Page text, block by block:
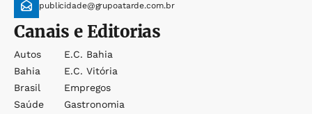
publicidade@grupoatarde.com.br
Canais e Editorias
Autos
Bahia
Brasil
Saúde
E.c. Bahia
E.c. Vitória
Empregos
Gastronomia